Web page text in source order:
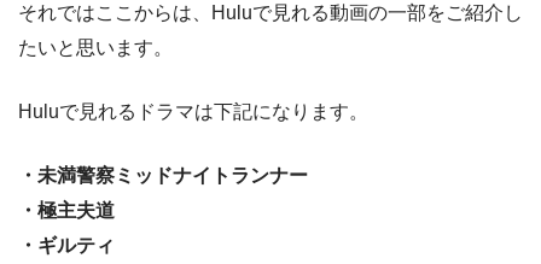
それではここからは、Huluで見れる動画の一部をご紹介し
たいと思います。
Huluで見れるドラマは下記になります。
・未満警察ミッドナイトランナー
・極主夫道
・ギルティ